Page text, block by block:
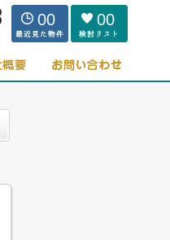
00 00